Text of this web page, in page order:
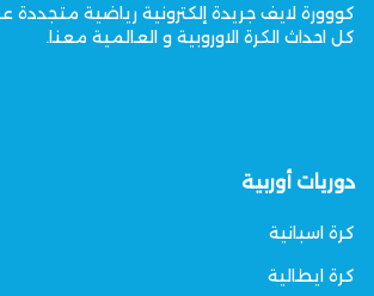
كووورة لايف جريدة إلكترونية رياضية متجددة
كل احداث الكرة الاوروبية و العالمية معنا.
دوريات أوربية
كرة اسبانية
كرة ايطالية